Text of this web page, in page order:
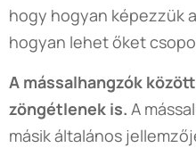
hogy hogyan képezzük
hogyan lehet őket
A mássalhangzók
zöngétlenek is. A
másik általános